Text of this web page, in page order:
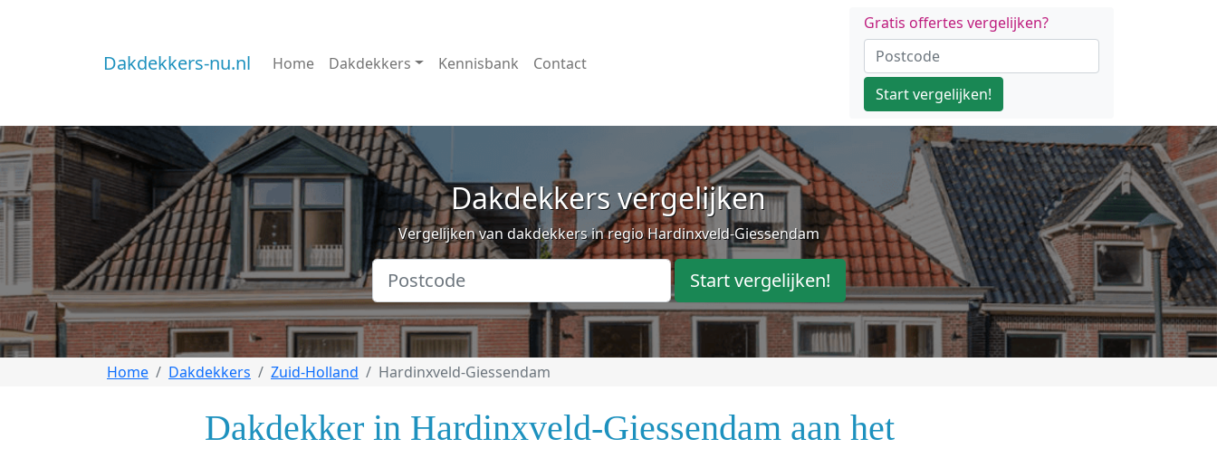
Dakdekkers-nu.nl Home Dakdekkers Kennisbank Contact
Gratis offertes vergelijken?
Start vergelijken!
Dakdekkers vergelijken
Vergelijken van dakdekkers in regio Hardinxveld-Giessendam
Start vergelijken!
Home Dakdekkers Zuid-Holland Hardinxveld-Giessendam
Dakdekker in Hardinxveld-Giessendam aan het